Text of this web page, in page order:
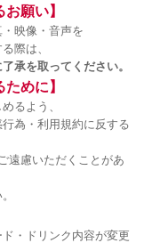
願い】
映像・音声を
際は、
承を取ってください。
めに】
るよう、
為・利用規約に反する
遠慮いただくことがあ
・ドリンク内容が変更